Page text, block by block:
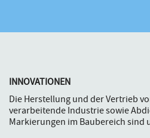
INNOVATIONEN
Die Herstellung und der Vertrieb
verarbeitende Industrie sowie
Markierungen im Baubereich sind